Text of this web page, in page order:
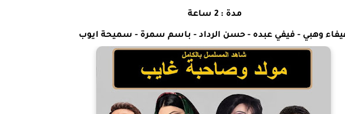
مدة : 2 ساعة
وهبي - فيفي عبده - حسن الرداد - باسم سمرة - سميحة ايوب